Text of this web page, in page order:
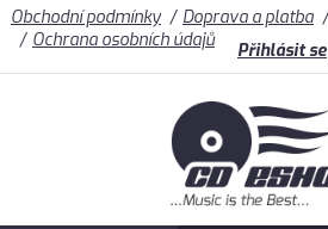
Obchodní podmínky Doprava a platba
Ochrana osobních údajů
Přihlásit se